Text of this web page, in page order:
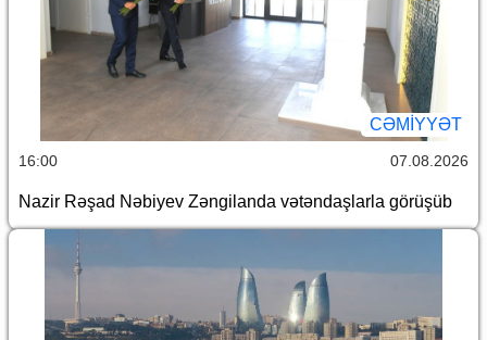
CƏMİYYƏT
16:00 07.08.2026
Nazir Rəşad Nəbiyev Zəngilanda vətəndaşlarla görüşüb